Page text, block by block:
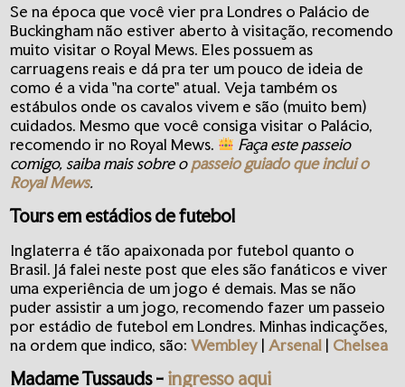
Se na época que você vier pra Londres o Palácio de
Buckingham não estiver aberto à visitação, recomendo
muito visitar o Royal Mews. Eles possuem as
carruagens reais e dá pra ter um pouco de ideia de
como é a vida "na corte" atual. Veja também os
estábulos onde os cavalos vivem e são (muito bem)
cuidados. Mesmo que você consiga visitar o Palácio,
recomendo ir no Royal Mews.
Faça este passeio
comigo, saiba mais sobre opasseio guiado que inclui o
Royal Mews.
Tours em estádios de futebol
Inglaterra é tão apaixonada por futebol quanto o
Brasil. Já falei neste post que eles são fanáticos e viver
uma experiência de um jogo é demais. Mas se não
puder assistir a um jogo, recomendo fazer um passeio
por estádio de futebol em Londres. Minhas indicações,
na ordem que indico, são:Wembley |Arsenal | Chelsea
Madame Tussauds- ingresso aqui